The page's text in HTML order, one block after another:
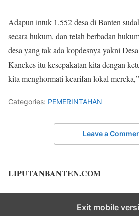
Adapun intuk 1.552 desa di Banten
secara hukum, dan telah berbadan
desa yang tak ada kopdesnya yakni
Kanekes itu kesepakatan kita dengan
kita menghormati kearifan lokal
Categories: PEMERINTAHAN
Leave a
LIPUTANBANTEN.COM
Exit mobile